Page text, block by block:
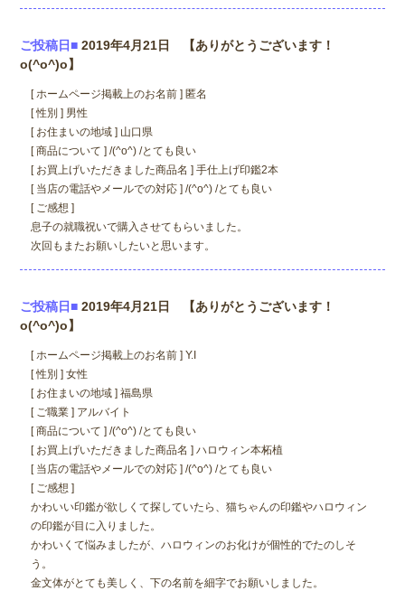
ご投稿日■ 2019年4月21日 【ありがとうございます！
o(^o^)o】
[ ホームページ掲載上のお名前 ] 匿名
[ 性別 ] 男性
[ お住まいの地域 ] 山口県
[ 商品について ] /(^o^) /とても良い
[ お買上げいただきました商品名 ] 手仕上げ印鑑2本
[ 当店の電話やメールでの対応 ] /(^o^) /とても良い
[ ご感想 ]
息子の就職祝いで購入させてもらいました。
次回もまたお願いしたいと思います。
ご投稿日■ 2019年4月21日 【ありがとうございます！
o(^o^)o】
[ ホームページ掲載上のお名前 ] Y.I
[ 性別 ] 女性
[ お住まいの地域 ] 福島県
[ ご職業 ] アルバイト
[ 商品について ] /(^o^) /とても良い
[ お買上げいただきました商品名 ] ハロウィン本柘植
[ 当店の電話やメールでの対応 ] /(^o^) /とても良い
[ ご感想 ]
かわいい印鑑が欲しくて探していたら、猫ちゃんの印鑑やハロウィン
の印鑑が目に入りました。
かわいくて悩みましたが、ハロウィンのお化けが個性的でたのしそ
う。
金文体がとても美しく、下の名前を細字でお願いしました。